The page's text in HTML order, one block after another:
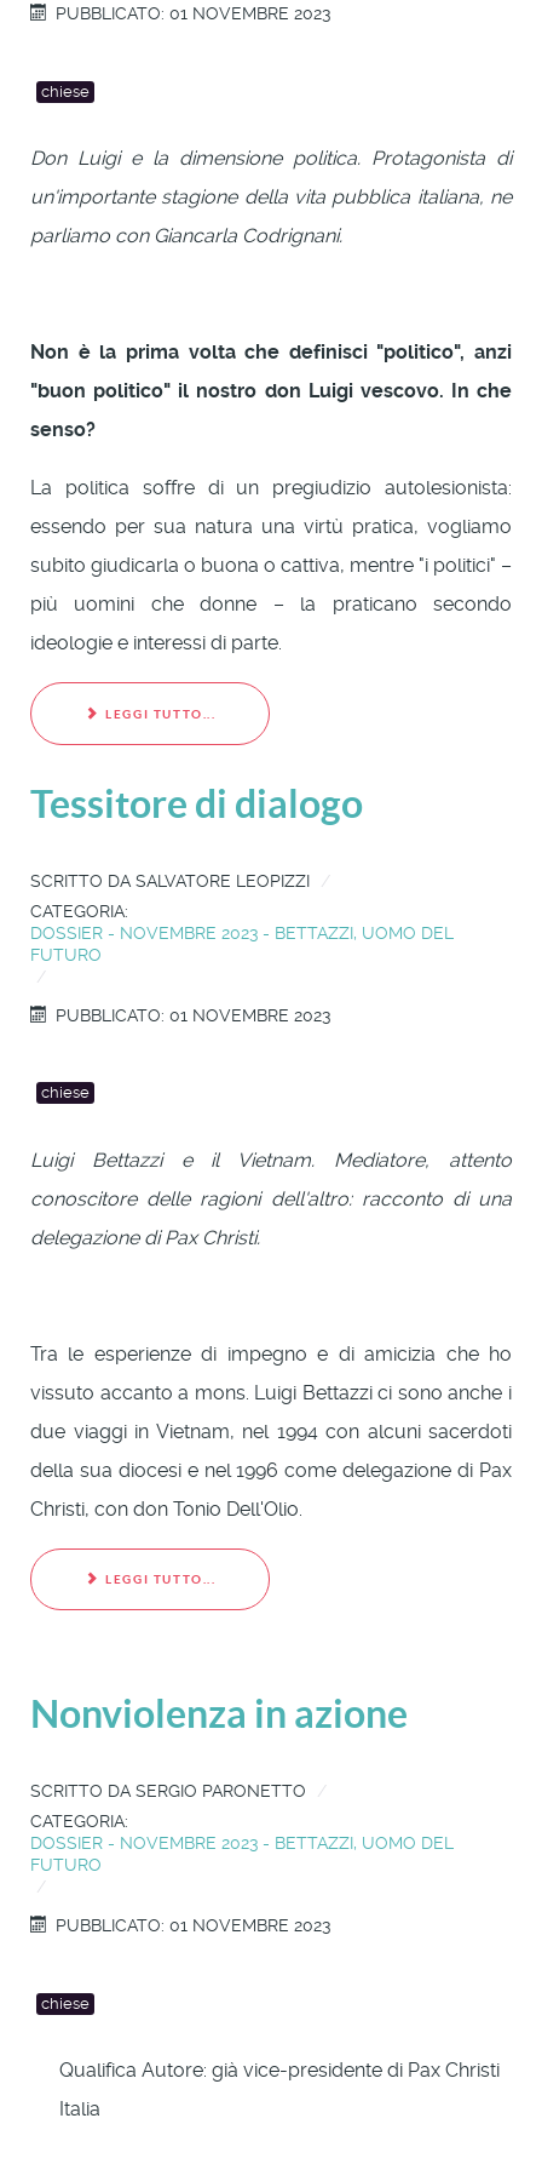
PUBBLICATO: 01 NOVEMBRE 2023
chiese
Don Luigi e la dimensione politica. Protagonista di
un'importante stagione della vita pubblica italiana, ne
parliamo con Giancarla Codrignani.
Non è la prima volta che definisci "politico", anzi
"buon politico" il nostro don Luigi vescovo. In che
senso?
La politica soffre di un pregiudizio autolesionista:
essendo per sua natura una virtù pratica, vogliamo
subito giudicarla o buona o cattiva, mentre "i politici" –
più uomini che donne – la praticano secondo
ideologie e interessi di parte.
LEGGI TUTTO...
Tessitore di dialogo
SCRITTO DA SALVATORE LEOPIZZI
CATEGORIA:
DOSSIER - NOVEMBRE 2023 - BETTAZZI, UOMO DEL
FUTURO
PUBBLICATO: 01 NOVEMBRE 2023
chiese
Luigi Bettazzi e il Vietnam. Mediatore, attento
conoscitore delle ragioni dell'altro: racconto di una
delegazione di Pax Christi.
Tra le esperienze di impegno e di amicizia che ho
vissuto accanto a mons. Luigi Bettazzi ci sono anche i
due viaggi in Vietnam, nel 1994 con alcuni sacerdoti
della sua diocesi e nel 1996 come delegazione di Pax
Christi, con don Tonio Dell'Olio.
LEGGI TUTTO...
Nonviolenza in azione
SCRITTO DA SERGIO PARONETTO
CATEGORIA:
DOSSIER - NOVEMBRE 2023 - BETTAZZI, UOMO DEL
FUTURO
PUBBLICATO: 01 NOVEMBRE 2023
chiese
Qualifica Autore: già vice-presidente di Pax Christi
Italia